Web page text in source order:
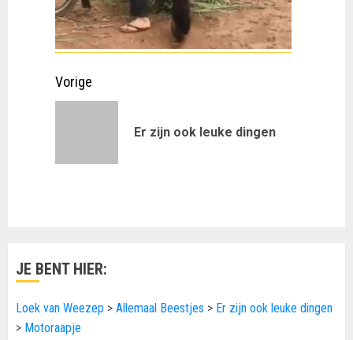
Doorgaan
Vorige
Er zijn ook leuke dingen
JE BENT HIER:
Loek van Weezep > Allemaal Beestjes > Er zijn ook leuke dingen
> Motoraapje